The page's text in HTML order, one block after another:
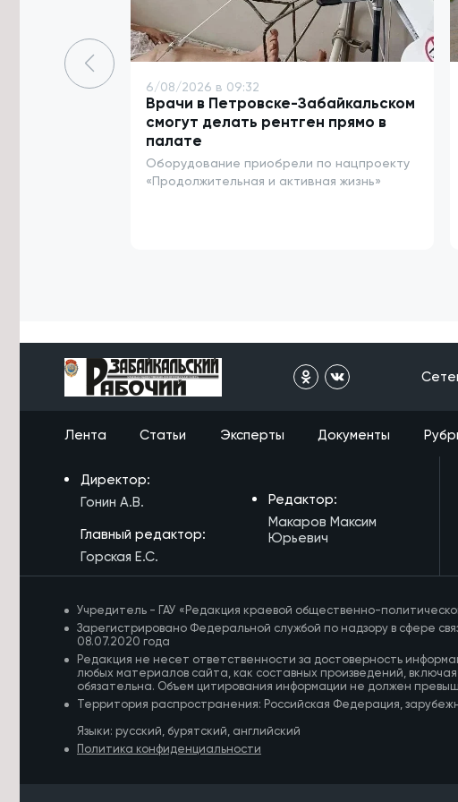
Забайкалье 9 и 10 августа
6/08/2026 в 15:34
Четыре теплотрассы и водовод
починят в Карымском округе к
началу отопительного сезона
6/08/2026 в 15:21
Паводковая ситуация в Забайкалье
в этом году оказалась мягче, чем в
2018 — Гидрометцентр
гранту
6/08/2026 в 14:25
Школы и колледжи Агинского
учебного года
Новый 24-метровый мост построят
через реку Карповка в Забайкалье
6/08/2026 в 13:41
Забайкалка ушла за грибами с базы
отдыха и заблудилась в лесу
Забайкальцев проинформируют на
дому о выборах в Госдуму
6/08/2026 в 13:16
Третий класс пожарной опасности
ожидается в шести округах
Забайкалья
6/08/2026 в 13:02
6/08/2026 в 09:32
Врачи в Петровске-Забайкальском
смогут делать рентген прямо в
палате
Оборудование приобрели по нацпроекту
«Продолжительная и активная жизнь»
Лента Статьи Эксперты Документы
Директор:
Гонин А.В.
Главный редактор:
Горская Е.С.
Редактор:
Макаров Максим
Юрьевич
Учредитель - ГАУ «Редакция краевой общественно-
Зарегистрировано Федеральной службой по надзору в сфере
08.07.2020 года
Редакция не несет ответственности за достоверность
любых материалов сайта, как составных произведений,
обязательна. Объем цитирования информации не должен
Территория распространения: Российская Федерация,
Языки: русский, бурятский, английский
Политика конфиденциальности